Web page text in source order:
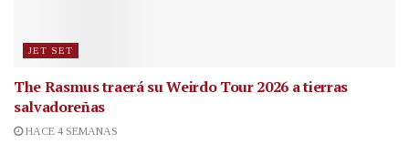
JET SET
The Rasmus traerá su Weirdo Tour 2026 a tierras
salvadoreñas
HACE 4 SEMANAS